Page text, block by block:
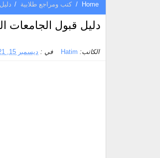
Home
/ كتب ومراجع طلابية / دليل
دليل قبول الجامعات
الكاتب: Hatim في : ديسمبر 15, 2021